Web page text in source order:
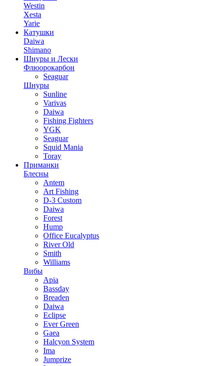
Westin
Xesta
Yarie
Катушки
Daiwa
Shimano
Шнуры и Лески
Флюорокарбон
Seaguar
Шнуры
Sunline
Varivas
Daiwa
Fishing Fighters
YGK
Seaguar
Squid Mania
Toray
Приманки
Блесны
Antem
Art Fishing
D-3 Custom
Daiwa
Forest
Hump
Office Eucalyptus
River Old
Smith
Williams
Вибы
Apia
Bassday
Breaden
Daiwa
Eclipse
Ever Green
Gaea
Halcyon System
Ima
Jumprize